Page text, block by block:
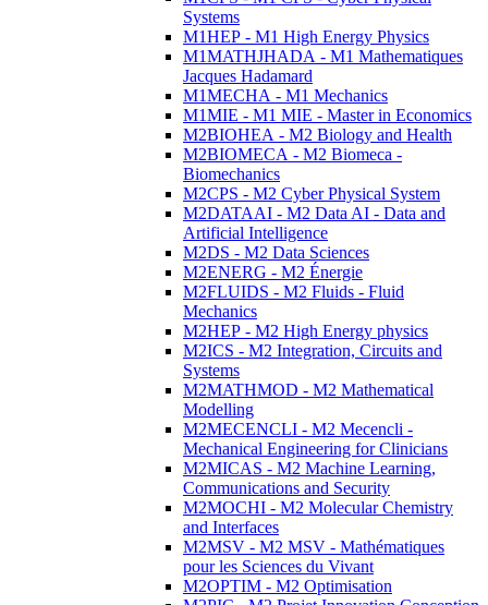
Systems
M1HEP - M1 High Energy Physics
M1MATHJHADA - M1 Mathematiques
Jacques Hadamard
M1MECHA - M1 Mechanics
M1MIE - M1 MIE - Master in Economics
M2BIOHEA - M2 Biology and Health
M2BIOMECA - M2 Biomeca -
Biomechanics
M2CPS - M2 Cyber Physical System
M2DATAAI - M2 Data AI - Data and
Artificial Intelligence
M2DS - M2 Data Sciences
M2ENERG - M2 Énergie
M2FLUIDS - M2 Fluids - Fluid
Mechanics
M2HEP - M2 High Energy physics
M2ICS - M2 Integration, Circuits and
Systems
M2MATHMOD - M2 Mathematical
Modelling
M2MECENCLI - M2 Mecencli -
Mechanical Engineering for Clinicians
M2MICAS - M2 Machine Learning,
Communications and Security
M2MOCHI - M2 Molecular Chemistry
and Interfaces
M2MSV - M2 MSV - Mathématiques
pour les Sciences du Vivant
M2OPTIM - M2 Optimisation